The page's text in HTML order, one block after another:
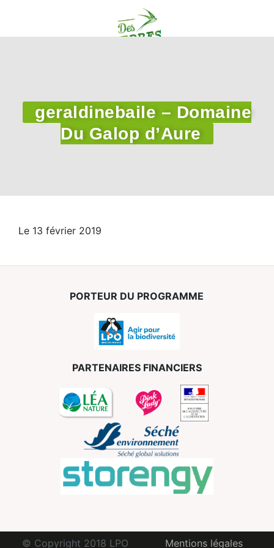
geraldinebaile – Domaine
Du Galop d’Aure
Le 13 février 2019
PORTEUR DU PROGRAMME
PARTENAIRES FINANCIERS
© Copyright 2018 LPO Mentions légales